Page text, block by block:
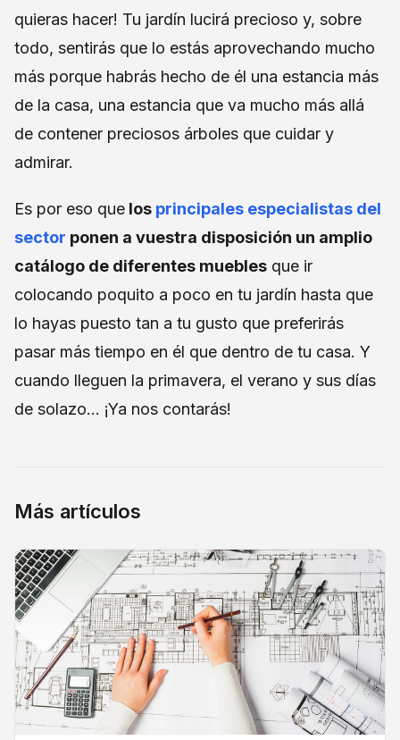
quieras hacer! Tu jardín lucirá precioso y, sobre
todo, sentirás que lo estás aprovechando mucho
más porque habrás hecho de él una estancia más
de la casa, una estancia que va mucho más allá
de contener preciosos árboles que cuidar y
admirar.
Es por eso que los principales especialistas del
sector ponen a vuestra disposición un amplio
catálogo de diferentes muebles que ir
colocando poquito a poco en tu jardín hasta que
lo hayas puesto tan a tu gusto que preferirás
pasar más tiempo en él que dentro de tu casa. Y
cuando lleguen la primavera, el verano y sus días
de solazo… ¡Ya nos contarás!
Más artículos